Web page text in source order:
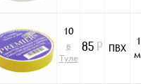
10
в
Туле
85 Р ПВХ